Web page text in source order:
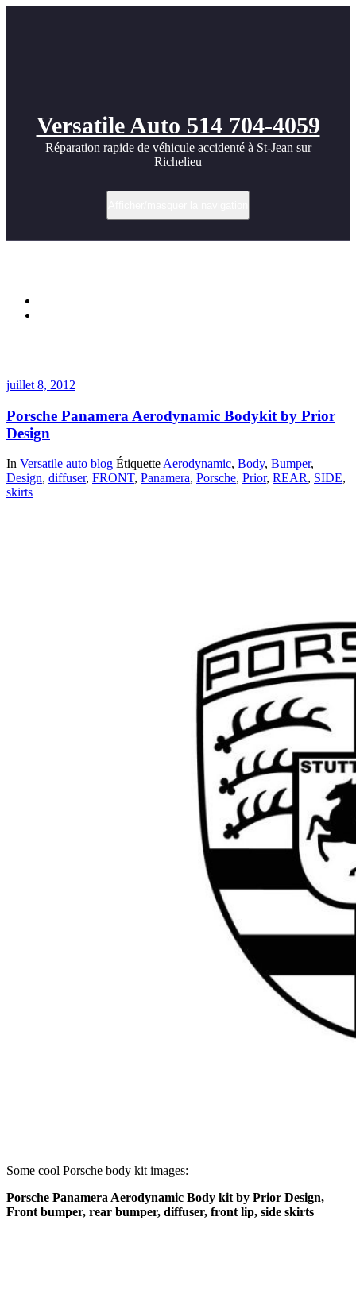
Versatile Auto 514 704-4059
Réparation rapide de véhicule accidenté à St-Jean sur
Richelieu
juillet 8, 2012
Porsche Panamera Aerodynamic Bodykit by Prior
Design
In Versatile auto blog Étiquette Aerodynamic, Body, Bumper,
Design, diffuser, FRONT, Panamera, Porsche, Prior, REAR, SIDE,
skirts
Some cool Porsche body kit images:
Porsche Panamera Aerodynamic Body kit by Prior Design,
Front bumper, rear bumper, diffuser, front lip, side skirts